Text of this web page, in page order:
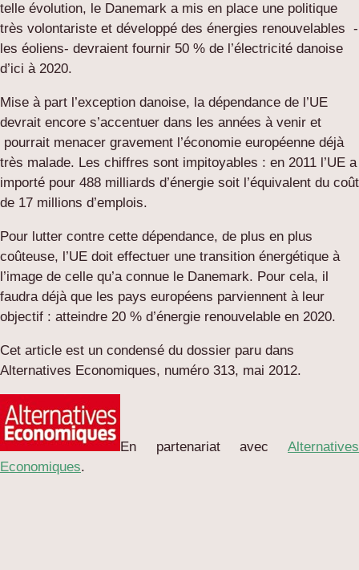
telle évolution, le Danemark a mis en place une politique
très volontariste et développé des énergies renouvelables -
les éoliens- devraient fournir 50 % de l’électricité danoise
d’ici à 2020.
Mise à part l’exception danoise, la dépendance de l’UE
devrait encore s’accentuer dans les années à venir et
pourrait menacer gravement l’économie européenne déjà
très malade. Les chiffres sont impitoyables : en 2011 l’UE a
importé pour 488 milliards d’énergie soit l’équivalent du coût
de 17 millions d’emplois.
Pour lutter contre cette dépendance, de plus en plus
coûteuse, l’UE doit effectuer une transition énergétique à
l’image de celle qu’a connue le Danemark. Pour cela, il
faudra déjà que les pays européens parviennent à leur
objectif : atteindre 20 % d’énergie renouvelable en 2020.
Cet article est un condensé du dossier paru dans
Alternatives Economiques, numéro 313, mai 2012.
En partenariat avec Alternatives
Economiques.